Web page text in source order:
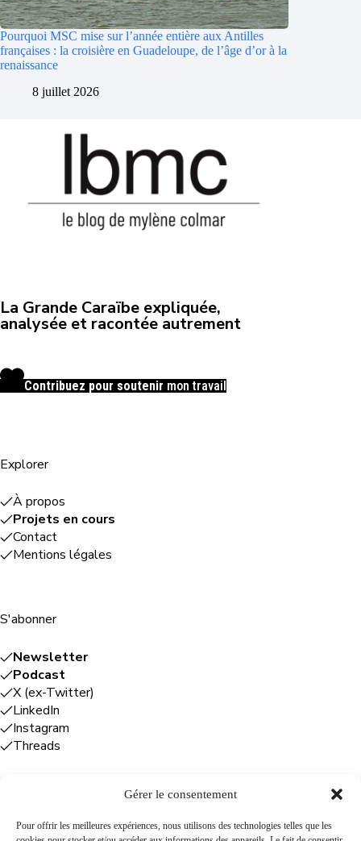
Gérer le consentement
Pour offrir les meilleures expériences, nous utilisons des technologies telles que les
Pourquoi MSC mise sur l’année entière aux Antilles
françaises : la croisière en Guadeloupe, de l’âge d’or à la
renaissance
8 juillet 2026
La Grande Caraïbe expliquée,
analysée et racontée autrement
Contribuez pour soutenir mon travail
Explorer
À propos
Projets en cours
Contact
Mentions légales
S'abonner
Newsletter
Podcast
X (ex-Twitter)
LinkedIn
Instagram
Threads